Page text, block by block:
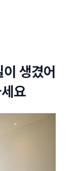
생겼어
요